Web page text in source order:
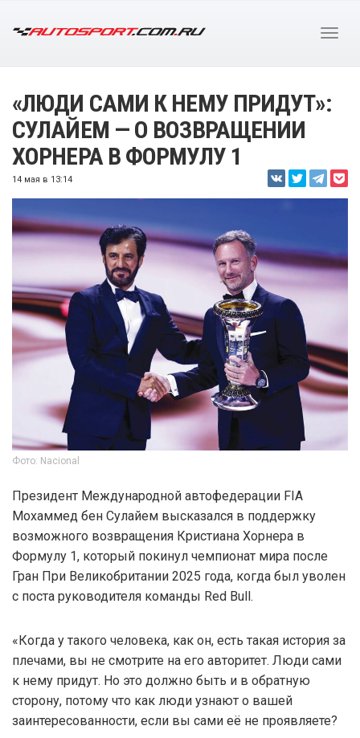
«ЛЮДИ САМИ К НЕМУ ПРИДУТ»:
СУЛАЙЕМ — О ВОЗВРАЩЕНИИ
ХОРНЕРА В ФОРМУЛУ 1
14 мая в 13:14
Фото: Nacional
Президент Международной автофедерации FIA
Мохаммед бен Сулайем высказался в поддержку
возможного возвращения Кристиана Хорнера в
Формулу 1, который покинул чемпионат мира после
Гран При Великобритании 2025 года, когда был уволен
с поста руководителя команды Red Bull.
«Когда у такого человека, как он, есть такая история за
плечами, вы не смотрите на его авторитет. Люди сами
к нему придут. Но это должно быть и в обратную
сторону, потому что как люди узнают о вашей
заинтересованности, если вы сами её не проявляете?